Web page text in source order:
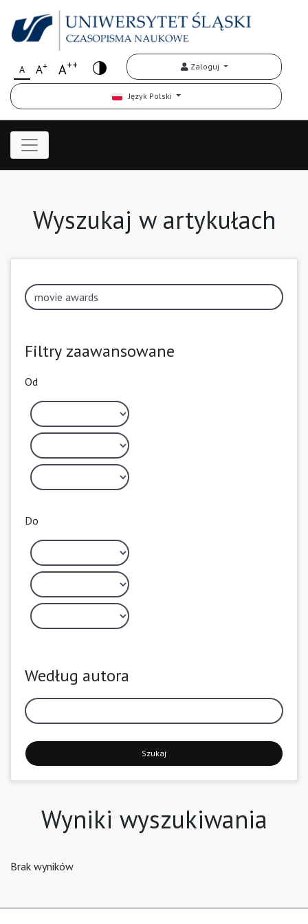
A A+ A++ Zaloguj
Język Polski
Wyszukaj w artykułach
Filtry zaawansowane
Od
Do
Według autora
Szukaj
Wyniki wyszukiwania
Brak wyników